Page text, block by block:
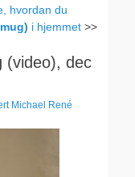
hvordan du
i hjemmet >>
(video), dec
Michael René